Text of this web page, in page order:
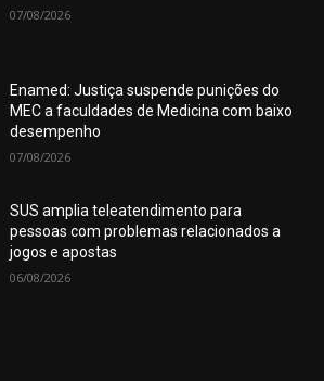
07/08/2026
Enamed: Justiça suspende punições do
MEC a faculdades de Medicina com baixo
desempenho
07/08/2026
SUS amplia teleatendimento para
pessoas com problemas relacionados a
jogos e apostas
06/08/2026